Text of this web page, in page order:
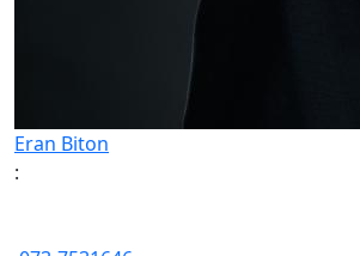
Eran Biton
: